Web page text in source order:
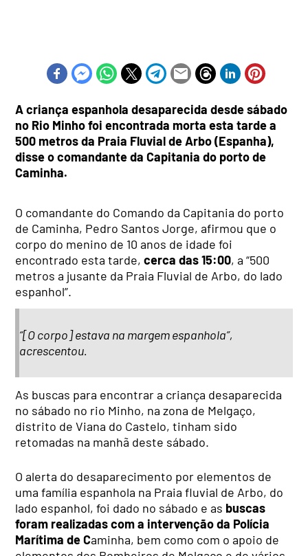
A criança espanhola desaparecida desde sábado
no Rio Minho foi encontrada morta esta tarde a
500 metros da Praia Fluvial de Arbo (Espanha),
disse o comandante da Capitania do porto de
Caminha.
O comandante do Comando da Capitania do porto
de Caminha, Pedro Santos Jorge, afirmou que o
corpo do menino de 10 anos de idade foi
encontrado esta tarde,cerca das 15:00, a “500
metros a jusante da Praia Fluvial de Arbo, do lado
espanhol”.
“[O corpo] estava na margem espanhola”,
acrescentou.
As buscas para encontrar a criança desaparecida
no sábado no rio Minho, na zona de Melgaço,
distrito de Viana do Castelo, tinham sido
retomadas na manhã deste sábado.
O alerta do desaparecimento por elementos de
uma família espanhola na Praia fluvial de Arbo, do
lado espanhol, foi dado no sábado e as buscas
foram realizadas com a intervenção da Polícia
Marítima de Caminha, bem como com o apoio de